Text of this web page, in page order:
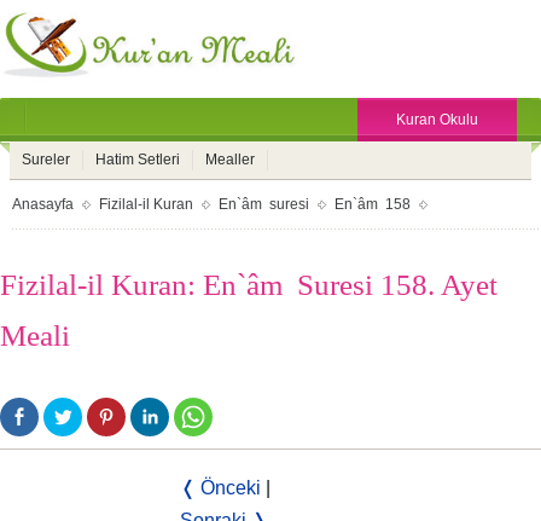
Kuran Okulu
Sureler Hatim Setleri Mealler
Anasayfa Fizilal-il Kuran En`âm suresi En`âm 158
Fizilal-il Kuran: En`âm Suresi 158. Ayet
Meali
❬ Önceki